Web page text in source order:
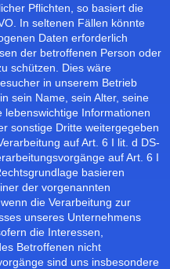
Pflichten, so basiert die
In seltenen Fällen könnte
Daten erforderlich
der betroffenen Person oder
schützen. Dies wäre
in unserem Betrieb
sein Name, sein Alter, seine
lebenswichtige Informationen
sonstige Dritte weitergegeben
auf Art. 6 I lit. d DS-
auf Art. 6 I
basieren
der vorgenannten
die Verarbeitung zur
unseres Unternehmens
die Interessen,
Betroffenen nicht
sind uns insbesondere